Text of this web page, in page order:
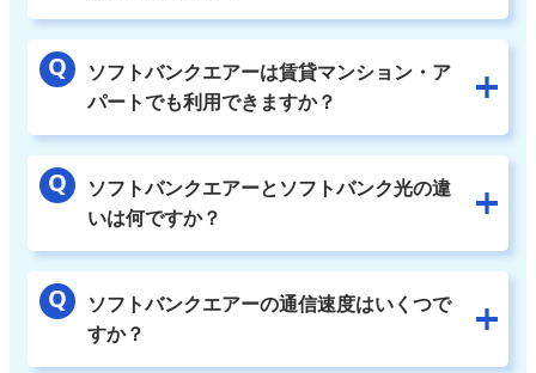
ソフトバンクエアーは賃貸マンション・ア
パートでも利用できますか？
ソフトバンクエアーとソフトバンク光の違
いは何ですか？
ソフトバンクエアーの通信速度はいくつで
すか？